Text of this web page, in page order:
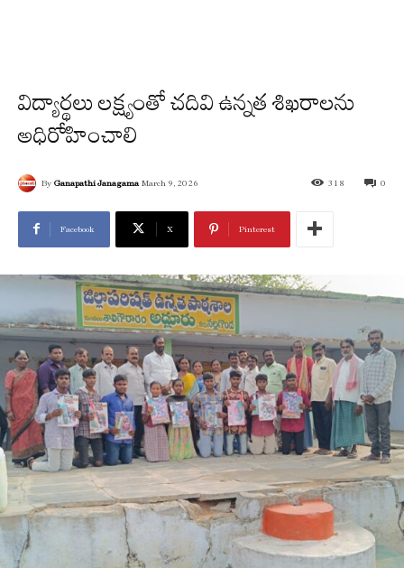
విద్యార్థ‌లు లక్ష్యంతో చ‌దివి ఉన్న‌త శిఖ‌రాల‌ను
అధిరోహించాలి
By Ganapathi Janagama March 9, 2026 0
318
Facebook X Pinterest